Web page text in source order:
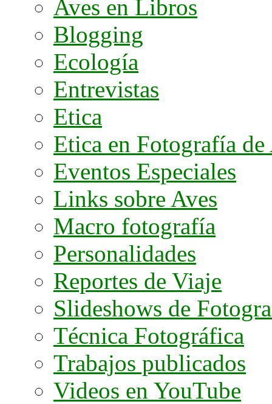
Aves en Libros
Blogging
Ecología
Entrevistas
Etica
Etica en Fotografía de
Eventos Especiales
Links sobre Aves
Macro fotografía
Personalidades
Reportes de Viaje
Slideshows de
Técnica Fotográfica
Trabajos publicados
Videos en YouTube